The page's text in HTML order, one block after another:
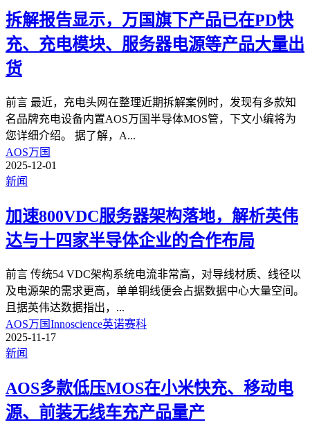
拆解报告显示，万国旗下产品已在PD快
充、充电模块、服务器电源等产品大量出
货
前言 最近，充电头网在整理近期拆解案例时，发现有多款知
名品牌充电设备内置AOS万国半导体MOS管，下文小编将为
您详细介绍。 据了解，A...
AOS万国
2025-12-01
新闻
加速800VDC服务器架构落地，解析英伟
达与十四家半导体企业的合作布局
前言 传统54 VDC架构系统电流非常高，对导线材质、线径以
及电源架的需求更高，单单铜线便会占据数据中心大量空间。
且据英伟达数据指出， ...
AOS万国Innoscience英诺赛科
2025-11-17
新闻
AOS多款低压MOS在小米快充、移动电
源、前装无线车充产品量产